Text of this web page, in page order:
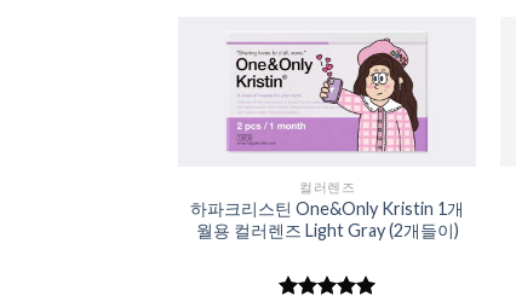
Add to
Wishlist
컬러렌즈
하파크리스틴 One&Only Kristin 1개
월용 컬러렌즈 Light Gray (2개들이)